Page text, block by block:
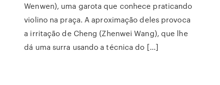
Wenwen), uma garota que conhece praticando
violino na praça. A aproximação deles provoca
a irritação de Cheng (Zhenwei Wang), que lhe
dá uma surra usando a técnica do […]